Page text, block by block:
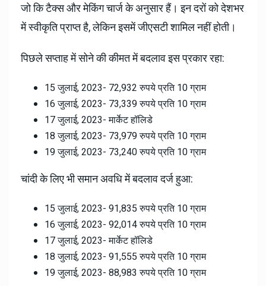
जो कि टैक्स और मेकिंग चार्ज के अनुसार हैं। इन दरों को देशभर
में स्वीकृति प्राप्त है, लेकिन इसमें जीएसटी शामिल नहीं होती।
पिछले सप्ताह में सोने की कीमत में बदलाव इस प्रकार रहा:
15 जुलाई, 2023- 72,932 रुपये प्रति 10 ग्राम
16 जुलाई, 2023- 73,339 रुपये प्रति 10 ग्राम
17 जुलाई, 2023- मार्केट हॉलिडे
18 जुलाई, 2023- 73,979 रुपये प्रति 10 ग्राम
19 जुलाई, 2023- 73,240 रुपये प्रति 10 ग्राम
चांदी के लिए भी समान अवधि में बदलाव दर्ज हुआ:
15 जुलाई, 2023- 91,835 रुपये प्रति 10 ग्राम
16 जुलाई, 2023- 92,014 रुपये प्रति 10 ग्राम
17 जुलाई, 2023- मार्केट हॉलिडे
18 जुलाई, 2023- 91,555 रुपये प्रति 10 ग्राम
19 जुलाई, 2023- 88,983 रुपये प्रति 10 ग्राम